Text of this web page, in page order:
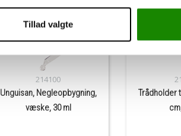
Tillad valgte
214100
Unguisan, Negleopbygning,
væske, 30 ml
Trådholder